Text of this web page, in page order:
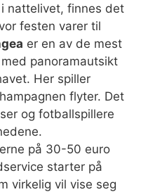
nattelivet, finnes det
festen varer til
er en av de mest
panoramautsikt
Her spiller
flyter. Det
og fotballspillere
på 30-50 euro
starter på
virkelig vil vise seg